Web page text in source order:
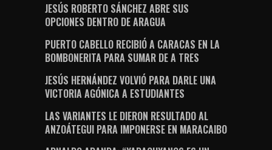
JESÚS ROBERTO SÁNCHEZ ABRE SUS
OPCIONES DENTRO DE ARAGUA
PUERTO CABELLO RECIBIÓ A CARACAS EN LA
BOMBONERITA PARA SUMAR DE A TRES
JESÚS HERNÁNDEZ VOLVIÓ PARA DARLE UNA
VICTORIA AGÓNICA A ESTUDIANTES
LAS VARIANTES LE DIERON RESULTADO AL
ANZOÁTEGUI PARA IMPONERSE EN MARACAIBO